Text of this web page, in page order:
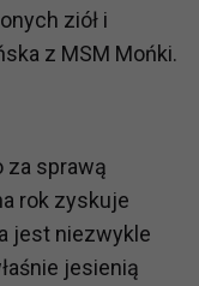
ziół i
z MSM Mońki.
za sprawą
rok zyskuje
jest niezwykle
jesienią